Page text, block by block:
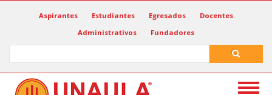
Aspirantes Estudiantes Egresados
Docentes
Administrativos
Fundadores